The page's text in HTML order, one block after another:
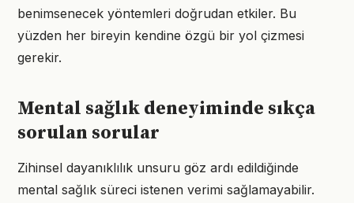
benimsenecek yöntemleri doğrudan etkiler. Bu
yüzden her bireyin kendine özgü bir yol çizmesi
gerekir.
Mental sağlık deneyiminde sıkça
sorulan sorular
Zihinsel dayanıklılık unsuru göz ardı edildiğinde
mental sağlık süreci istenen verimi sağlamayabilir.